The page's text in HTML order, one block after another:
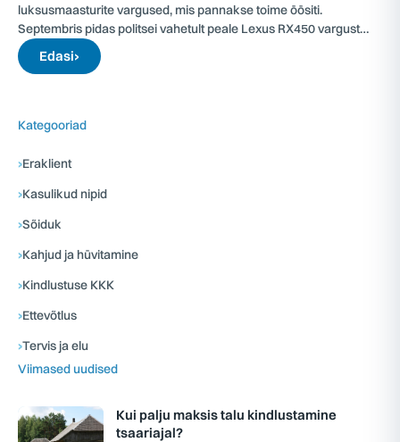
luksusmaasturite vargused, mis pannakse toime öösiti.
Septembris pidas politsei vahetult peale Lexus RX450 vargust
kinni kahtlustatavad isikud.
Edasi›
Kategooriad
›Eraklient
›Kasulikud nipid
›Sõiduk
›Kahjud ja hüvitamine
›Kindlustuse KKK
›Ettevõtlus
›Tervis ja elu
Viimased uudised
Kui palju maksis talu kindlustamine
tsaariajal?